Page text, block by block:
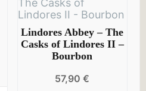
Lindores Abbey – The
Casks of Lindores II –
Bourbon
57,90€